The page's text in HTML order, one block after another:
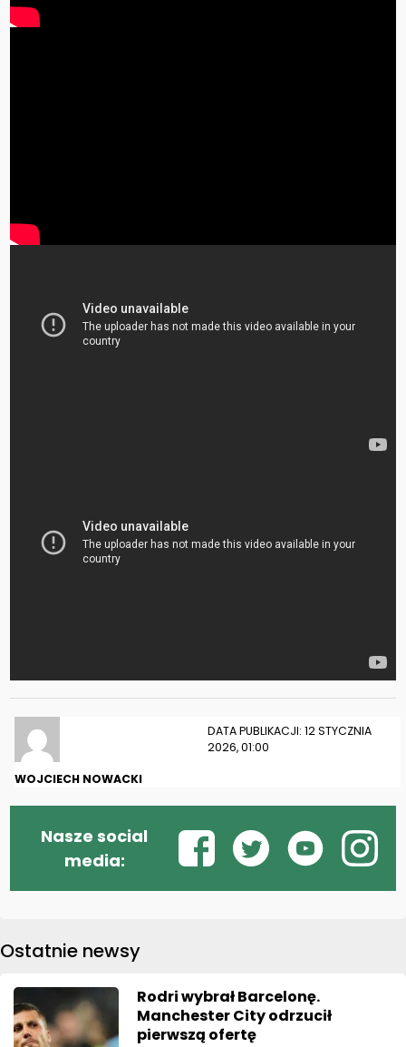
DATA PUBLIKACJI: 12 STYCZNIA
2026, 01:00
WOJCIECH NOWACKI
Nasze social
media:
Ostatnie newsy
Rodri wybrał Barcelonę.
Manchester City odrzucił
pierwszą ofertę